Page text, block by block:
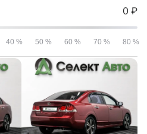
0 ₽
40 % 50 % 60 % 70 % 80 %